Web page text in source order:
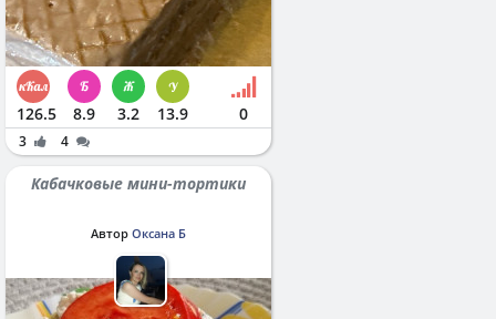
126.5 8.9 3.2 13.9 0
3 4
Кабачковые мини-тортики
Автор Оксана Б